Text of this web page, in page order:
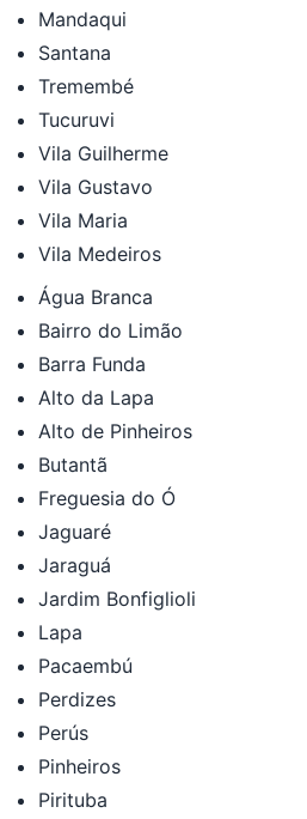
Mandaqui
Santana
Tremembé
Tucuruvi
Vila Guilherme
Vila Gustavo
Vila Maria
Vila Medeiros
Água Branca
Bairro do Limão
Barra Funda
Alto da Lapa
Alto de Pinheiros
Butantã
Freguesia do Ó
Jaguaré
Jaraguá
Jardim Bonfiglioli
Lapa
Pacaembú
Perdizes
Perús
Pinheiros
Pirituba